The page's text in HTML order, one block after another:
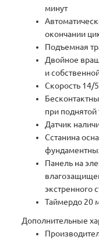
минут
окончании
Подъемная
Двойное
и
Скорость 14/
при поднятой
Датчик
Сстанина
Панель на
экстренного
Таймердо 20
Дополнительные